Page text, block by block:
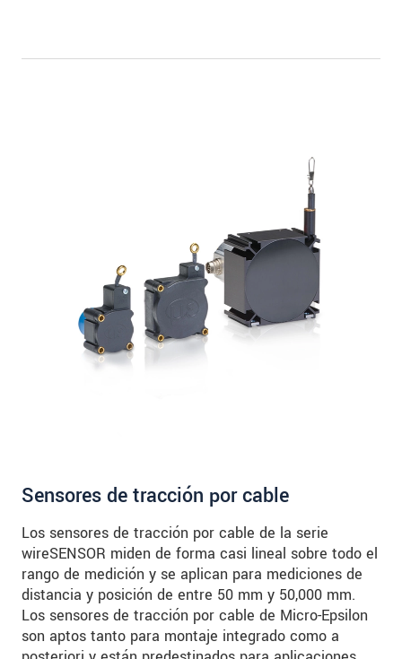
Sensores de tracción por cable
Los sensores de tracción por cable de la serie
wireSENSOR miden de forma casi lineal sobre todo el
rango de medición y se aplican para mediciones de
distancia y posición de entre 50 mm y 50,000 mm.
Los sensores de tracción por cable de Micro-Epsilon
son aptos tanto para montaje integrado como a